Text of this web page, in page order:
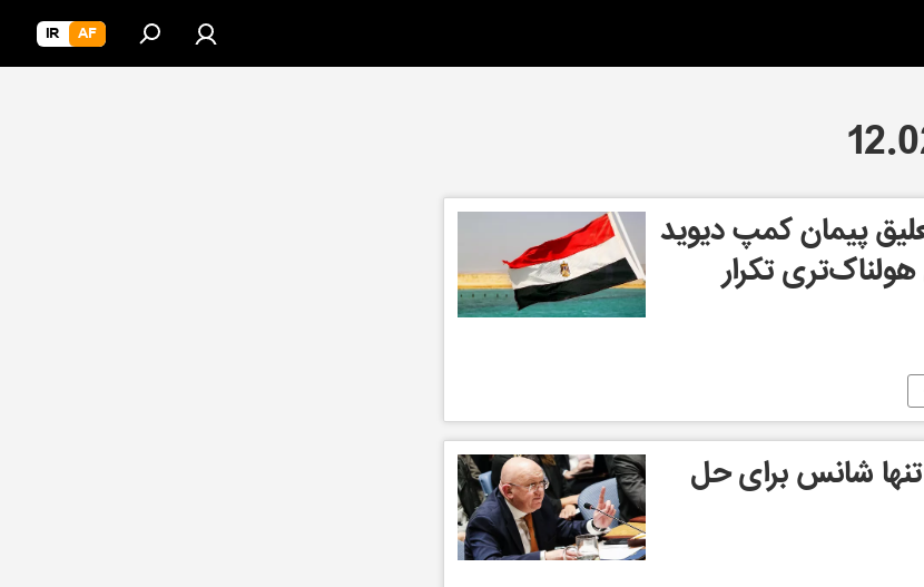
AF
IR
پیمان کمپ دیوید
هولناک‌تری تکرار
روسیه: توافقنامه مینسک-2 تنها شانس برای حل